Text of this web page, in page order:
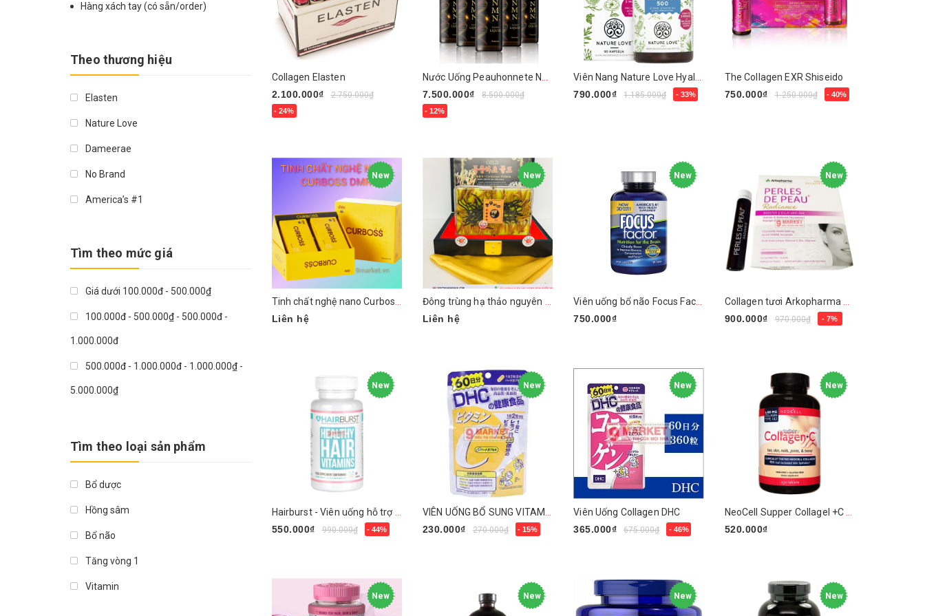
Collagen Elasten
2.100.000₫
2.750.000₫
- 24%
7.500.000₫
8.500.000₫
- 12%
790.000₫
1.185.000₫ - 33%
The Collagen EXR Shiseido
750.000₫
1.250.000₫ - 40%
New
Liên hệ
New
Liên hệ
New
Viên uống bổ não Focus Factor
750.000₫
New
900.000₫
970.000₫ - 7%
New
550.000₫
990.000₫ - 44%
New
230.000₫
270.000₫ - 15%
New
Viên Uống Collagen DHC
365.000₫
675.000₫ - 46%
New
520.000₫
New New New New
Hàng xách tay (có sẵn/order)
Theo thương hiệu
Elasten
Nature Love
Dameerae
No Brand
America’s #1
Miracle
Puritan
Neo Cell
DHC
Badiee
Tìm theo mức giá
Giá dưới 100.000đ - 500.000₫
100.000đ - 500.000₫ - 500.000đ -
1.000.000đ
500.000đ - 1.000.000đ - 1.000.000₫ -
5.000.000₫
5.000.000₫
Giá trên > 5.000.000₫
Tìm theo loại sản phẩm
Bổ dược
Hồng sâm
Bổ não
Tăng vòng 1
Vitamin